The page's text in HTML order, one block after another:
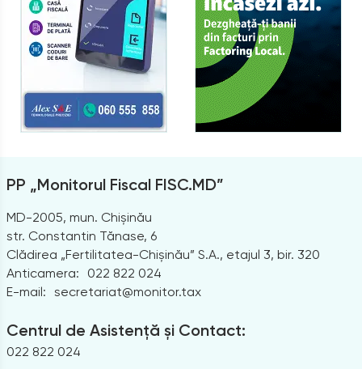
PP „Monitorul Fiscal FISC.MD”
MD-2005, mun. Chișinău
str. Constantin Tănase, 6
Clădirea „Fertilitatea-Chișinău” S.A., etajul 3, bir. 320
Anticamera:
022 822 024
E-mail: secretariat@monitor.tax
Centrul de Asistență și Contact:
022 822 024